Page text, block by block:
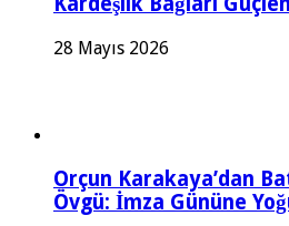
28 Mayıs 2026
Orçun Karakaya’dan
Övgü: İmza Gününe